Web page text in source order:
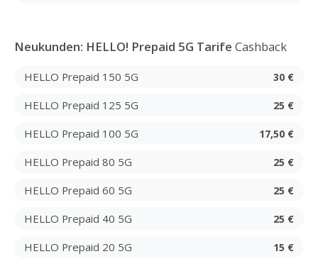
Neukunden: HELLO! Prepaid 5G Tarife Cashback
HELLO Prepaid 150 5G 30 €
HELLO Prepaid 125 5G 25 €
HELLO Prepaid 100 5G 17,50 €
HELLO Prepaid 80 5G 25 €
HELLO Prepaid 60 5G 25 €
HELLO Prepaid 40 5G 25 €
HELLO Prepaid 20 5G 15 €